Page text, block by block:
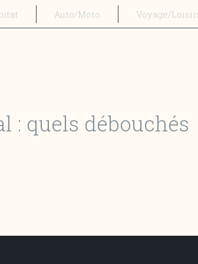
Auto/Moto Voyage/
: quels débouchés